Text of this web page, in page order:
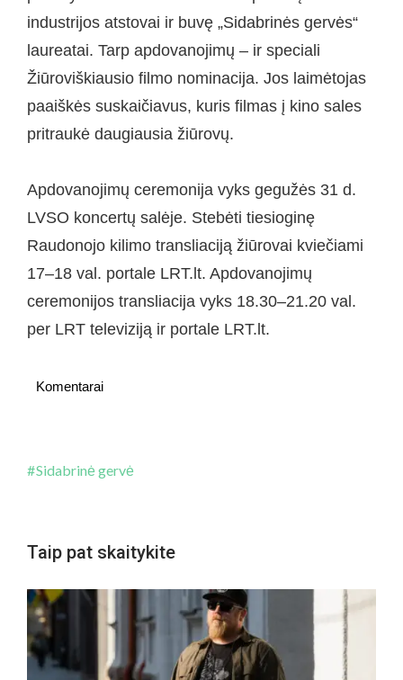
industrijos atstovai ir buvę „Sidabrinės gervės“
laureatai. Tarp apdovanojimų – ir speciali
Žiūroviškiausio filmo nominacija. Jos laimėtojas
paaiškės suskaičiavus, kuris filmas į kino sales
pritraukė daugiausia žiūrovų.
Apdovanojimų ceremonija vyks gegužės 31 d.
LVSO koncertų salėje. Stebėti tiesioginę
Raudonojo kilimo transliaciją žiūrovai kviečiami
17–18 val. portale LRT.lt. Apdovanojimų
ceremonijos transliacija vyks 18.30–21.20 val.
per LRT televiziją ir portale LRT.lt.
Komentarai
Sidabrinė gervė
Taip pat skaitykite